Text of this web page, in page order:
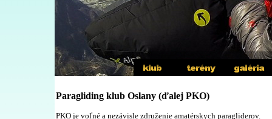
Paragliding klub
PKO je voľné a nezávisle združenie amatérskych paragliderov.